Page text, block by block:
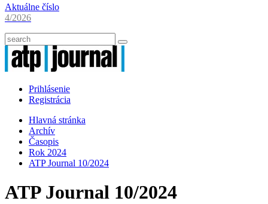
Aktuálne číslo
4/2026
Prihlásenie
Registrácia
Hlavná stránka
Archív
Časopis
Rok 2024
ATP Journal 10/2024
ATP Journal 10/2024